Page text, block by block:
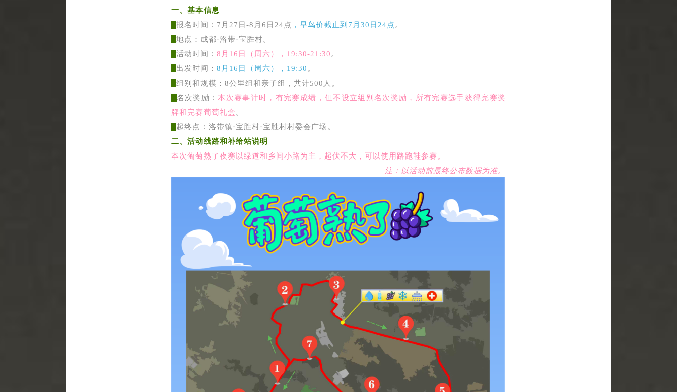
一、基本信息
报名时间：7月27日-8月6日24点 ，早鸟价截止到7月30日24点 。
地点：成都·洛带·宝胜村。
活动时间： 8月16日（周六），19:30-21 :30 。
出发时间： 8月16日（周六），19:30 。
组别和规模：8公里组和亲子组，共计500人。
名次奖励：本次赛事计时，有完赛成绩，但不设立组别名次奖励，所有完赛选手获得完赛奖
牌和完赛葡萄礼盒 。
起终点：洛带镇·宝胜村·宝胜村村委会广场。
二、活动线路和补给站说明
本次葡萄熟了夜赛以绿道和乡间小路为主，起伏不大，可以使用路跑鞋参赛。
注：以活动前最终公布数据为准。